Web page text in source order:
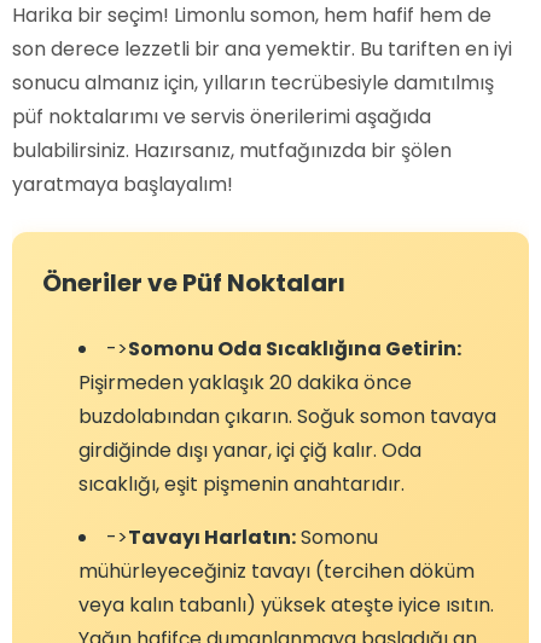
Harika bir seçim! Limonlu somon, hem hafif hem de
son derece lezzetli bir ana yemektir. Bu tariften en iyi
sonucu almanız için, yılların tecrübesiyle damıtılmış
püf noktalarımı ve servis önerilerimi aşağıda
bulabilirsiniz. Hazırsanız, mutfağınızda bir şölen
yaratmaya başlayalım!
Öneriler ve Püf Noktaları
->Somonu Oda Sıcaklığına Getirin:
Pişirmeden yaklaşık 20 dakika önce
buzdolabından çıkarın. Soğuk somon tavaya
girdiğinde dışı yanar, içi çiğ kalır. Oda
sıcaklığı, eşit pişmenin anahtarıdır.
->Tavayı Harlatın:Somonu
mühürleyeceğiniz tavayı (tercihen döküm
veya kalın tabanlı) yüksek ateşte iyice ısıtın.